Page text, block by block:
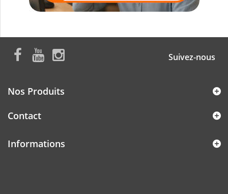
Suivez-nous
Nos Produits
Contact
Informations